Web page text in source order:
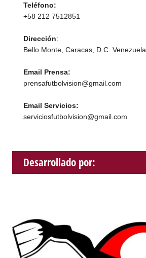
Teléfono:
+58 212 7512851
Dirección:
Bello Monte, Caracas, D.C. Venezuela
Email Prensa:
prensafutbolvision@gmail.com
Email Servicios:
serviciosfutbolvision@gmail.com
Desarrollado por: